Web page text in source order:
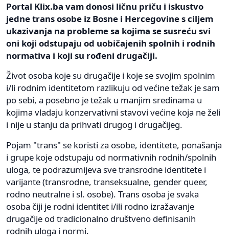
Portal Klix.ba vam donosi ličnu priču i iskustvo
jedne trans osobe iz Bosne i Hercegovine s ciljem
ukazivanja na probleme sa kojima se susreću svi
oni koji odstupaju od uobičajenih spolnih i rodnih
normativa i koji su rođeni drugačiji.
Život osoba koje su drugačije i koje se svojim spolnim
i/li rodnim identitetom razlikuju od većine težak je sam
po sebi, a posebno je težak u manjim sredinama u
kojima vladaju konzervativni stavovi većine koja ne želi
i nije u stanju da prihvati drugog i drugačijeg.
Pojam "trans" se koristi za osobe, identitete, ponašanja
i grupe koje odstupaju od normativnih rodnih/spolnih
uloga, te podrazumijeva sve transrodne identitete i
varijante (transrodne, transeksualne, gender queer,
rodno neutralne i sl. osobe). Trans osoba je svaka
osoba čiji je rodni identitet i/ili rodno izražavanje
drugačije od tradicionalno društveno definisanih
rodnih uloga i normi.